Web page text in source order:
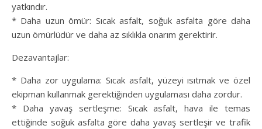
yatkındır.
* Daha uzun ömür: Sıcak asfalt, soğuk asfalta göre daha
uzun ömürlüdür ve daha az sıklıkla onarım gerektirir.
Dezavantajlar:
* Daha zor uygulama: Sıcak asfalt, yüzeyi ısıtmak ve özel
ekipman kullanmak gerektiğinden uygulaması daha zordur.
* Daha yavaş sertleşme: Sıcak asfalt, hava ile temas
ettiğinde soğuk asfalta göre daha yavaş sertleşir ve trafik